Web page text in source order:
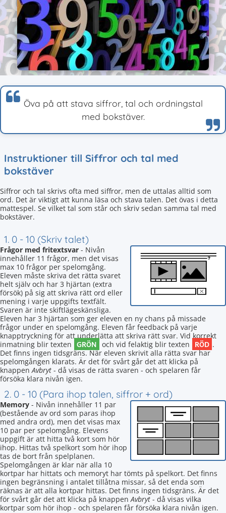
Öva på att stava siffror, tal och ordningstal
med bokstäver.
Instruktioner till Siffror och tal med
bokstäver
Siffror och tal skrivs ofta med siffror, men de uttalas alltid som
ord. Det är viktigt att kunna läsa och stava talen. Det övas i detta
mattespel. Se vilket tal som står och skriv sedan samma tal med
bokstäver.
1. 0 - 10 (Skriv talet)
Frågor med fritextsvar - Nivån
innehåller 11 frågor, men det visas
max 10 frågor per spelomgång.
Eleven måste skriva det rätta svaret
helt själv och har 3 hjärtan (extra
försök) på sig att skriva rätt ord eller
mening i varje uppgifts textfält.
Svaren är inte skiftlägeskänsliga.
Eleven har 3 hjärtan som ger eleven en ny chans på missade
frågor under en spelomgång. Eleven får feedback på varje
knapptryckning för att underlätta att skriva rätt svar. Vid korrekt
inmatning blir texten GRÖN och vid felaktig blir texten RÖD .
Det finns ingen tidsgräns. När eleven skrivit alla rätta svar har
spelomgången klarats. Är det för svårt går det att klicka på
knappenAvbryt - då visas de rätta svaren - och spelaren får
försöka klara nivån igen.
2. 0 - 10 (Para ihop talen, siffror + ord)
Memory - Nivån innehåller 11 par
(bestående av ord som paras ihop
med andra ord), men det visas max
10 par per spelomgång. Elevens
uppgift är att hitta två kort som hör
ihop. Hittas två spelkort som hör ihop
tas de bort från spelplanen.
Spelomgången är klar när alla 10
kortpar har hittats och memoryt har tömts på spelkort. Det finns
ingen begränsning i antalet tillåtna missar, så det enda som
räknas är att alla kortpar hittas. Det finns ingen tidsgräns. Är det
för svårt går det att klicka på knappenAvbryt - då visas vilka
kortpar som hör ihop - och spelaren får försöka klara nivån igen.